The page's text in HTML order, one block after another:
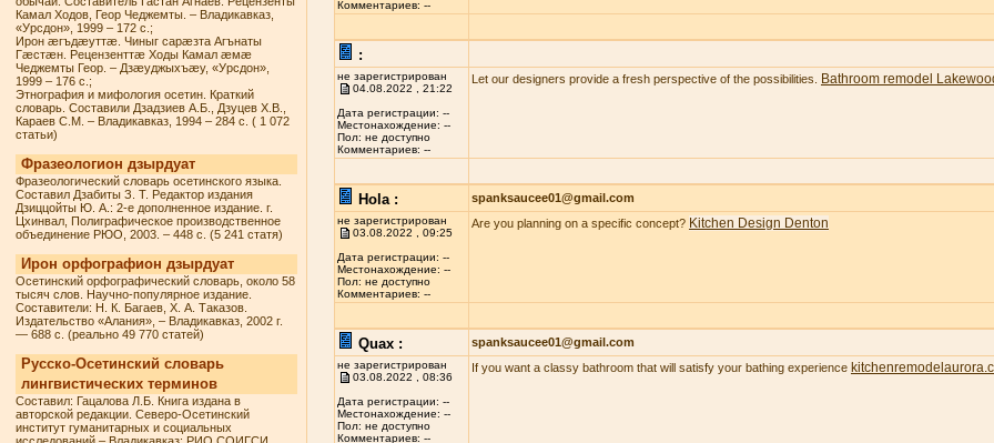
Камал Ходов, Геор Чеджемты. – Владикавказ,
«Урсдон», 1999 – 172 с.;
Ирон æгъдæуттæ. Чиныг сарæзта Агънаты
Гæстæн. Рецензенттæ Ходы Камал æмæ
Чеджемты Геор. – Дзæуджыхъæу, «Урсдон»,
1999 – 176 с.;
Этнография и мифология осетин. Краткий
словарь. Составили Дзадзиев А.Б., Дзуцев Х.В.,
Караев С.М. – Владикавказ, 1994 – 284 с. ( 1 072
статьи)
Фразеологион дзырдуат
Фразеологический словарь осетинского языка.
Составил Дзабиты З. Т. Редактор издания
Дзиццойты Ю. А.: 2-е дополненное издание. г.
Цхинвал, Полиграфическое производственное
объединение РЮО, 2003. – 448 с. (5 241 статя)
Ирон орфографион дзырдуат
Осетинский орфографический словарь, около 58
тысяч слов. Научно-популярное издание.
Составители: Н. К. Багаев, Х. А. Таказов.
Издательство «Алания», – Владикавказ, 2002 г.
— 688 с. (реально 49 770 статей)
Русско-Осетинский словарь
лингвистических терминов
Составил: Гацалова Л.Б. Книга издана в
авторской редакции. Северо-Осетинский
институт гуманитарных и социальных
Комментариев: --
:
не зарегистрирован
04.08.2022 , 21:22
Дата регистрации: --
Местонахождение: --
Пол: не доступно
Комментариев: --
Let our designers provide a fresh perspective of the possibilities. Bathroom remodel
Hola : spanksaucee01@gmail.com
не зарегистрирован
03.08.2022 , 09:25
Дата регистрации: --
Местонахождение: --
Пол: не доступно
Комментариев: --
Are you planning on a specific concept? Kitchen Design Denton
Quax : spanksaucee01@gmail.com
не зарегистрирован
03.08.2022 , 08:36
Дата регистрации: --
Местонахождение: --
Пол: не доступно
Комментариев: --
If you want a classy bathroom that will satisfy your bathing experience